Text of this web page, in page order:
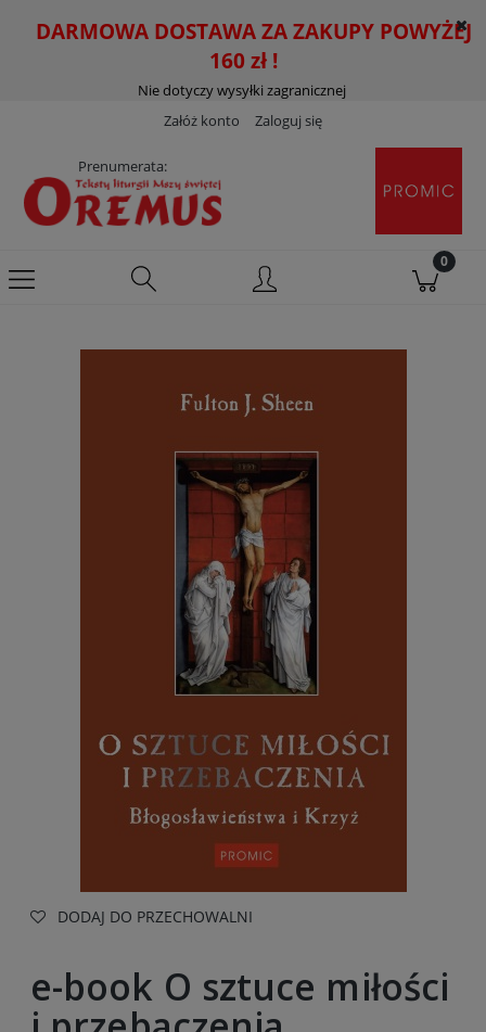
DARMOWA DOSTAWA ZA ZAKUPY POWYŻEJ
160 zł !
Nie dotyczy wysyłki zagranicznej
Załóż konto
Zaloguj się
Prenumerata:
DODAJ DO PRZECHOWALNI
e-book O sztuce miłości